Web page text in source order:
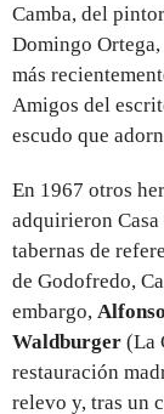
Camba, del
Domingo
más
Amigos del
escudo que
En 1967 otros
adquirieron
tabernas de
de Godofredo,
embargo,
Waldburger (La
restauración
relevo y, tras un